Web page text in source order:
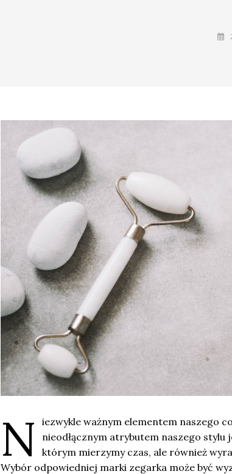
N
iezwykle ważnym elementem naszego
nieodłącznym atrybutem naszego
którym mierzymy czas, ale również
Wybór odpowiedniej marki zegarka może być